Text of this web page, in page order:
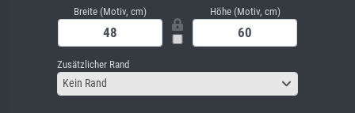
Breite (Motiv, cm) Höhe (Motiv, cm)
Zusätzlicher Rand
Kein Rand